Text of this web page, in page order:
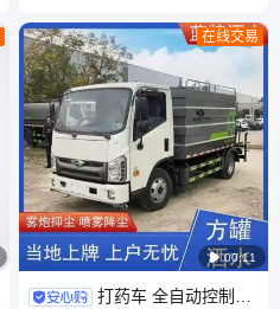
 00:11
在线交易
打药车 全自动控制一